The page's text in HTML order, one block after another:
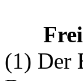
(1) Der